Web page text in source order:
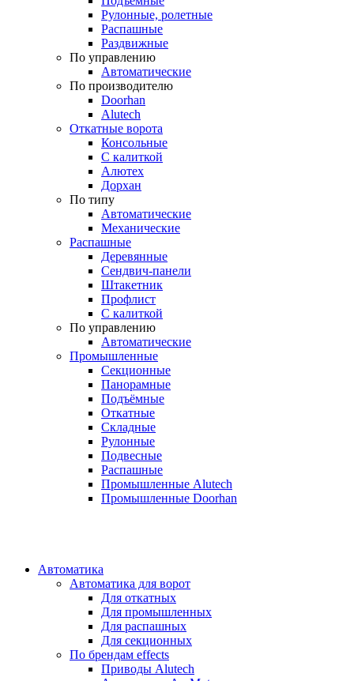
Рулонные, ролетные
Распашные
Раздвижные
По управлению
Автоматические
По производителю
Doorhan
Alutech
Откатные ворота
Консольные
С калиткой
Алютех
Дорхан
По типу
Автоматические
Механические
Распашные
Деревянные
Сендвич-панели
Штакетник
Профлист
С калиткой
По управлению
Автоматические
Промышленные
Секционные
Панорамные
Подъёмные
Откатные
Складные
Рулонные
Подвесные
Распашные
Промышленные Alutech
Промышленные Doorhan
Автоматика
Автоматика для ворот
Для откатных
Для промышленных
Для распашных
Для секционных
По брендам effects
Приводы Alutech